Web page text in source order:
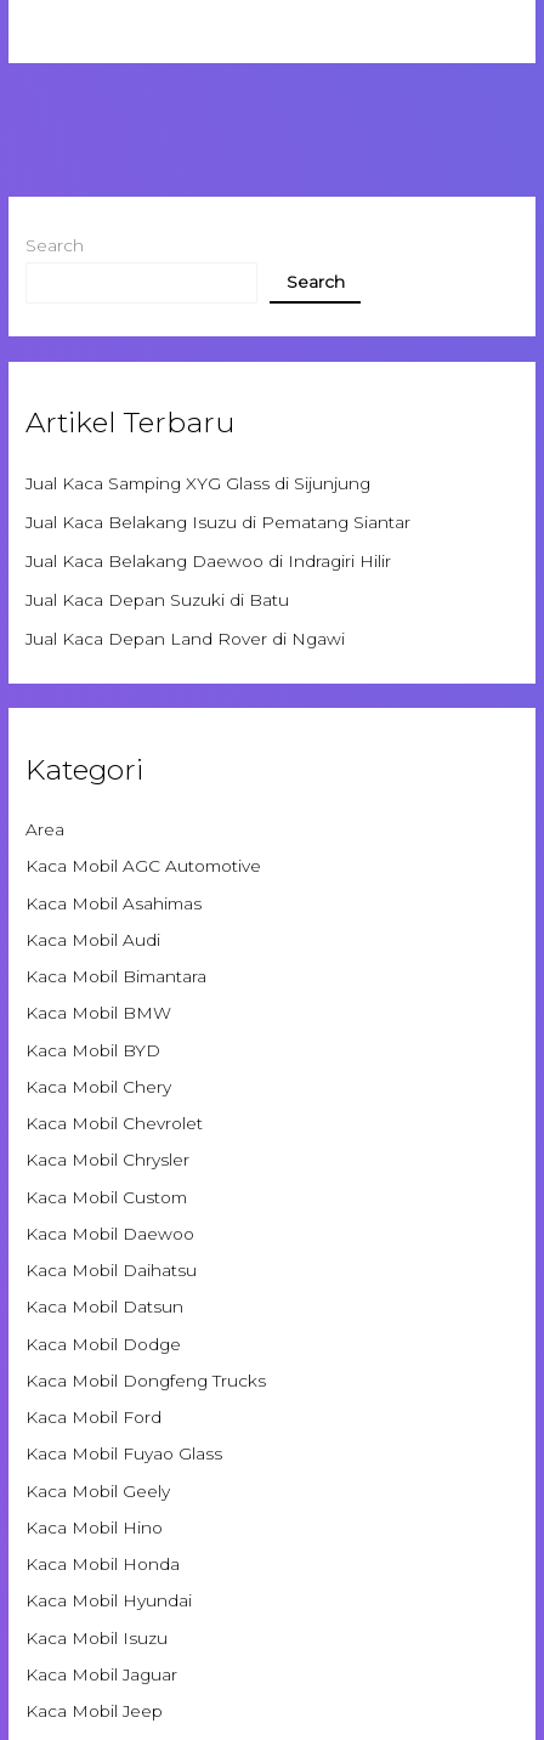
Search
Search
Artikel Terbaru
Jual Kaca Samping XYG Glass di Sijunjung
Jual Kaca Belakang Isuzu di Pematang Siantar
Jual Kaca Belakang Daewoo di Indragiri Hilir
Jual Kaca Depan Suzuki di Batu
Jual Kaca Depan Land Rover di Ngawi
Kategori
Area
Kaca Mobil AGC Automotive
Kaca Mobil Asahimas
Kaca Mobil Audi
Kaca Mobil Bimantara
Kaca Mobil BMW
Kaca Mobil BYD
Kaca Mobil Chery
Kaca Mobil Chevrolet
Kaca Mobil Chrysler
Kaca Mobil Custom
Kaca Mobil Daewoo
Kaca Mobil Daihatsu
Kaca Mobil Datsun
Kaca Mobil Dodge
Kaca Mobil Dongfeng Trucks
Kaca Mobil Ford
Kaca Mobil Fuyao Glass
Kaca Mobil Geely
Kaca Mobil Hino
Kaca Mobil Honda
Kaca Mobil Hyundai
Kaca Mobil Isuzu
Kaca Mobil Jaguar
Kaca Mobil Jeep